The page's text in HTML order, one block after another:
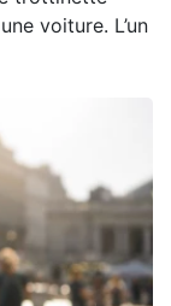
voiture. L’un